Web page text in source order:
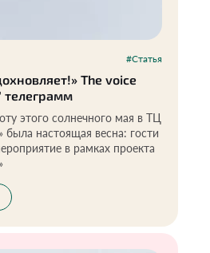
#Статья
The voice
телеграмм
этого солнечного мая в ТЦ
была настоящая весна: гости
в рамках проекта